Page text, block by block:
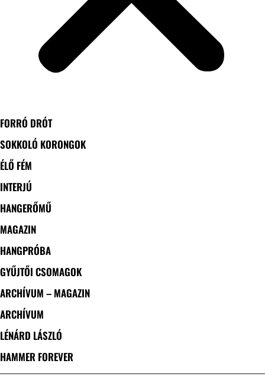
FORRÓ DRÓT
SOKKOLÓ KORONGOK
ÉLŐ FÉM
INTERJÚ
HANGERŐMŰ
MAGAZIN
HANGPRÓBA
GYŰJTŐI CSOMAGOK
ARCHÍVUM – MAGAZIN
ARCHÍVUM
LÉNÁRD LÁSZLÓ
HAMMER FOREVER